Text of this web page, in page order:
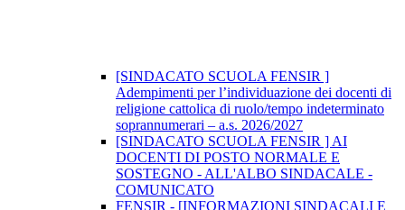
[SINDACATO SCUOLA FENSIR ]
Adempimenti per l’individuazione dei docenti di
religione cattolica di ruolo/tempo indeterminato
soprannumerari – a.s. 2026/2027
[SINDACATO SCUOLA FENSIR ] AI
DOCENTI DI POSTO NORMALE E
SOSTEGNO - ALL'ALBO SINDACALE -
COMUNICATO
FENSIR - [INFORMAZIONI SINDACALI E